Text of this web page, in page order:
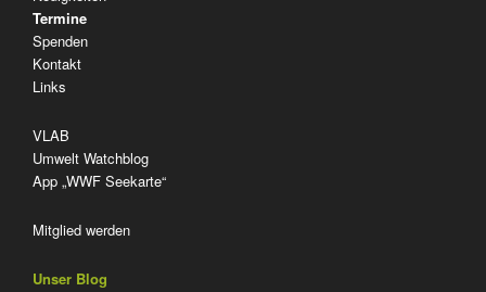
Termine
Spenden
Kontakt
Links
VLAB
Umwelt Watchblog
App „WWF Seekarte“
Mitglied werden
Unser Blog